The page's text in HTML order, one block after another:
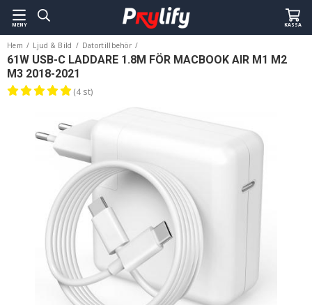
MENY KASSA
Hem / Ljud & Bild / Datortillbehör /
61W USB-C Laddare för Macbook Air M1, M2 & M3 - 1.8m
61W USB-C LADDARE 1.8M FÖR MACBOOK AIR M1 M2
M3 2018-2021
(4 st)